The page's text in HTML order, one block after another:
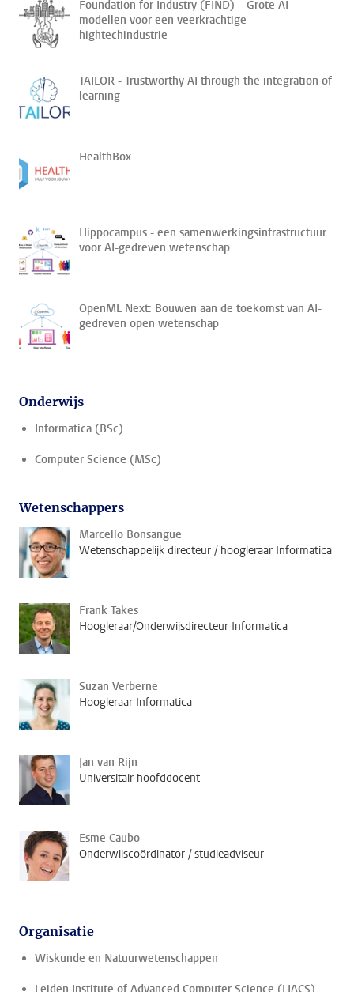
Foundation for Industry (FIND) – Grote AI-
modellen voor een veerkrachtige
hightechindustrie
TAILOR - Trustworthy AI through the integration of
learning
HealthBox
Hippocampus - een samenwerkingsinfrastructuur
voor AI-gedreven wetenschap
OpenML Next: Bouwen aan de toekomst van AI-
gedreven open wetenschap
Onderwijs
Informatica (BSc)
Computer Science (MSc)
Wetenschappers
Marcello Bonsangue
Wetenschappelijk directeur / hoogleraar Informatica
Frank Takes
Hoogleraar/Onderwijsdirecteur Informatica
Suzan Verberne
Hoogleraar Informatica
Jan van Rijn
Universitair hoofddocent
Esme Caubo
Onderwijscoördinator / studieadviseur
Organisatie
Wiskunde en Natuurwetenschappen